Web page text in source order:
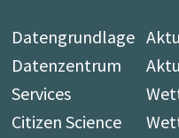
Datengrundlage
Datenzentrum
Services
Citizen Science